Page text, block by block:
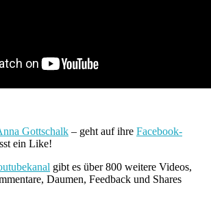
Gottschalk – geht auf ihre Facebook-
ein Like!
gibt es über 800 weitere Videos,
Daumen, Feedback und Shares